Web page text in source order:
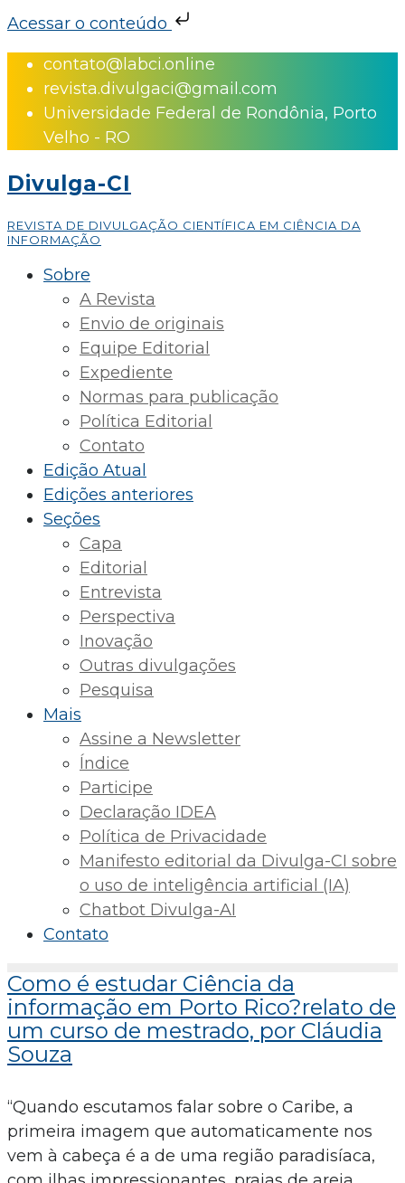
Acessar o conteúdo
Skip
content
contato@labci.online
revista.divulgaci@gmail.com
Universidade Federal de Rondônia, Porto
Velho - RO
Divulga-CI
REVISTA DE DIVULGAÇÃO CIENTÍFICA EM CIÊNCIA DA
INFORMAÇÃO
Sobre
A Revista
Envio de originais
Equipe Editorial
Expediente
Normas para publicação
Política Editorial
Contato
Edição Atual
Edições anteriores
Seções
Capa
Editorial
Entrevista
Perspectiva
Inovação
Outras divulgações
Pesquisa
Mais
Assine a Newsletter
Índice
Participe
Declaração IDEA
Política de Privacidade
Manifesto editorial da Divulga-CI sobre
o uso de inteligência artificial (IA)
Chatbot Divulga-AI
Contato
Como é estudar Ciência da
informação em Porto Rico?relato de
um curso de mestrado, por Cláudia
Souza
“Quando escutamos falar sobre o Caribe, a
primeira imagem que automaticamente nos
vem à cabeça é a de uma região paradisíaca,